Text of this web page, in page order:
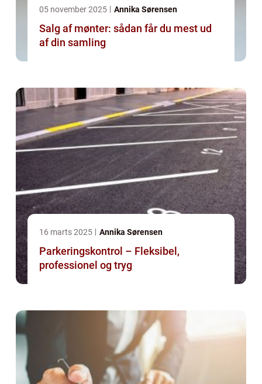
05 november 2025 Annika Sørensen
Salg af mønter: sådan får du mest ud
af din samling
16 marts 2025 Annika Sørensen
Parkeringskontrol – Fleksibel,
professionel og tryg